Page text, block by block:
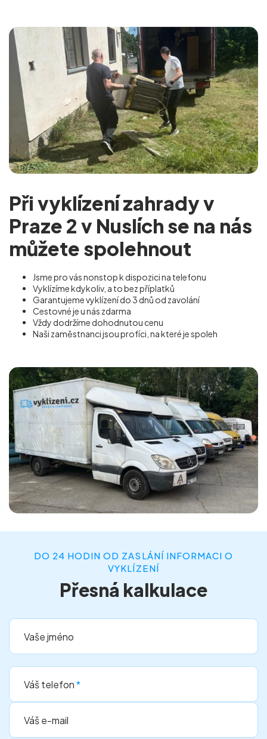
Při vyklízení zahrady v
Praze 2 v Nuslích se na nás
můžete spolehnout
Jsme pro vás nonstop k dispozici na telefonu
Vyklízíme kdykoliv, a to bez příplatků
Garantujeme vyklízení do 3 dnů od zavolání
Cestovné je u nás zdarma
Vždy dodržíme dohodnutou cenu
Naši zaměstnanci jsou profíci, na které je spoleh
DO 24 HODIN OD ZASLÁNÍ INFORMACI O
VYKLÍZENÍ
Přesná kalkulace
Vaše jméno
Váš telefon*
Váš e-mail